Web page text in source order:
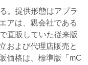
。提供形態はアプラ
アは、親会社である
直販していた従来版
および代理店販売と
価格は、標準版「mC